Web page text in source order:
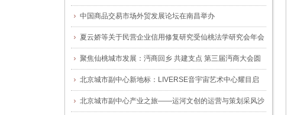
中国商品交易市场外贸发展论坛在南昌举办
夏云娇等关于民营企业信用修复研究受仙桃法学研究会年会
关注
聚焦仙桃城市发展：沔商回乡 共建支点 第三届沔商大会圆
满举行
北京城市副中心新地标：LIVERSE音宇宙艺术中心耀目启
幕，谭咏麟“宠粉专场”揭幕首演
北京城市副中心产业之旅——运河文创的运营与策划采风沙